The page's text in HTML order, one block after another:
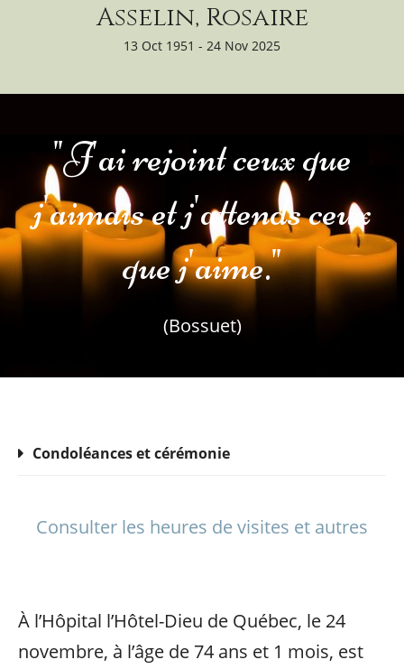
Asselin, Rosaire
13 Oct 1951 - 24 Nov 2025
"J'ai rejoint ceux que
j'aimais et j'attends ceux
que j'aime."
(Bossuet)
Condoléances et cérémonie
Consulter les heures de visites et autres
À l’Hôpital l’Hôtel-Dieu de Québec, le 24
novembre, à l’âge de 74 ans et 1 mois, est